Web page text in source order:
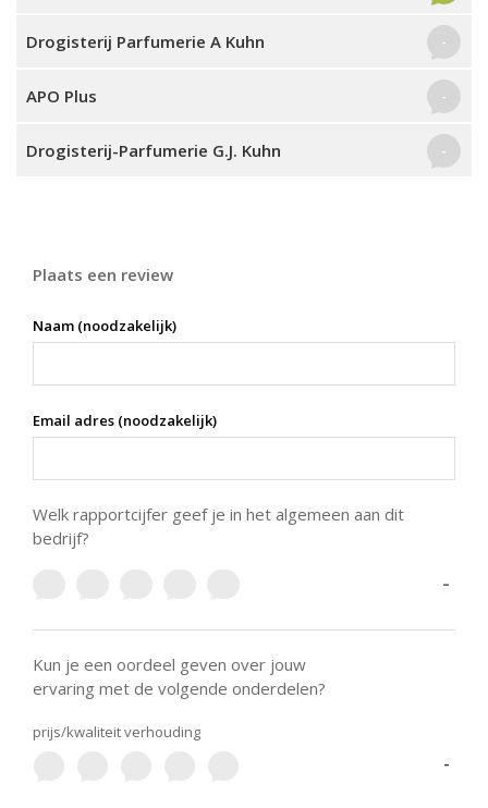
Drogisterij Parfumerie A Kuhn -
APO Plus -
Drogisterij-Parfumerie G.J. Kuhn -
Plaats een review
Naam (noodzakelijk)
Email adres (noodzakelijk)
Welk rapportcijfer geef je in het algemeen aan dit
bedrijf?
-
Kun je een oordeel geven over jouw
ervaring met de volgende onderdelen?
prijs/kwaliteit verhouding
-